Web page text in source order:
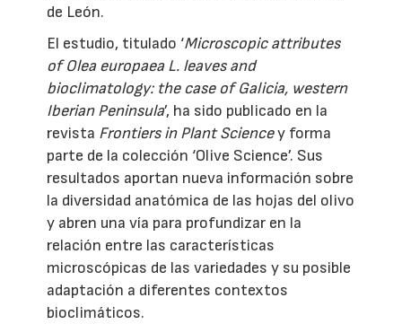
de León.
El estudio, titulado ‘Microscopic attributes
of Olea europaea L. leaves and
bioclimatology: the case of Galicia, western
Iberian Peninsula’, ha sido publicado en la
revista Frontiers in Plant Sciencey forma
parte de la colección ‘Olive Science’. Sus
resultados aportan nueva información sobre
la diversidad anatómica de las hojas del olivo
y abren una vía para profundizar en la
relación entre las características
microscópicas de las variedades y su posible
adaptación a diferentes contextos
bioclimáticos.